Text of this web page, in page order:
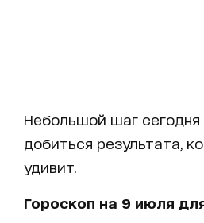
Небольшой шаг
добиться результата,
удивит.
Гороскоп на 9 июля